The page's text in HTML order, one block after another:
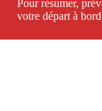
Pour résumer,
votre départ à